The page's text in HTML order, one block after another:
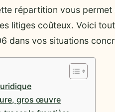
répartition vous permet
litiges coûteux. Voici tout
dans vos situations
gros œuvre